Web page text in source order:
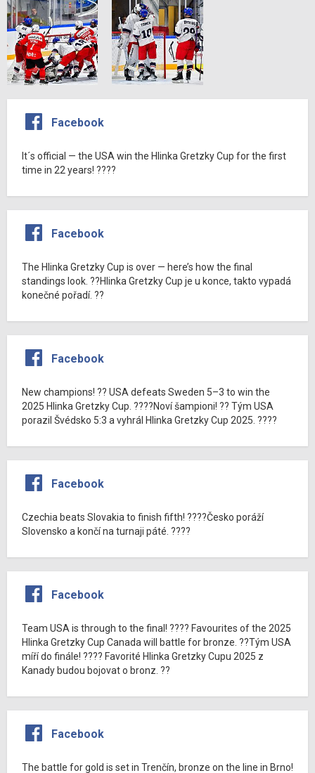
Facebook
It´s official — the USA win the Hlinka Gretzky Cup for the first
time in 22 years! ????
Facebook
The Hlinka Gretzky Cup is over — here’s how the final
standings look. ??Hlinka Gretzky Cup je u konce, takto vypadá
konečné pořadí. ??
Facebook
New champions! ?? USA defeats Sweden 5–3 to win the
2025 Hlinka Gretzky Cup. ????Noví šampioni! ?? Tým USA
porazil Švédsko 5:3 a vyhrál Hlinka Gretzky Cup 2025. ????
Facebook
Czechia beats Slovakia to finish fifth! ????Česko poráží
Slovensko a končí na turnaji páté. ????
Facebook
Team USA is through to the final! ???? Favourites of the 2025
Hlinka Gretzky Cup Canada will battle for bronze. ??Tým USA
míří do finále! ???? Favorité Hlinka Gretzky Cupu 2025 z
Kanady budou bojovat o bronz. ??
Facebook
The battle for gold is set in Trenčín, bronze on the line in Brno!